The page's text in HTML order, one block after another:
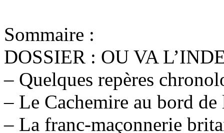
Sommaire :
DOSSIER : OU VA
– Quelques repères
– Le Cachemire au bord
– La franc-maçonnerie